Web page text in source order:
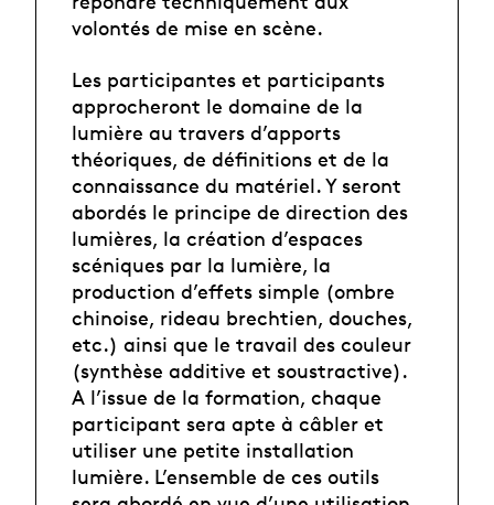
volontés de mise en scène.
Les participantes et participants
approcheront le domaine de la
lumière au travers d’apports
théoriques, de définitions et de la
connaissance du matériel. Y seront
abordés le principe de direction des
lumières, la création d’espaces
scéniques par la lumière, la
production d’effets simple (ombre
chinoise, rideau brechtien, douches,
etc.) ainsi que le travail des couleur
(synthèse additive et soustractive).
A l’issue de la formation, chaque
participant sera apte à câbler et
utiliser une petite installation
lumière. L’ensemble de ces outils